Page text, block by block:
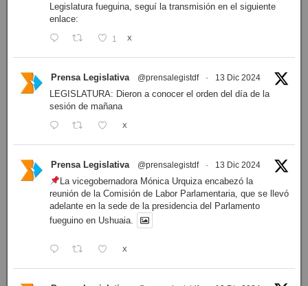
Legislatura fueguina, seguí la transmisión en el siguiente
enlace:
1 X
Prensa Legislativa @prensalegistdf · 13 Dic 2024
LEGISLATURA: Dieron a conocer el orden del día de la
sesión de mañana
X
Prensa Legislativa @prensalegistdf · 13 Dic 2024
La vicegobernadora Mónica Urquiza encabezó la
reunión de la Comisión de Labor Parlamentaria, que se llevó
adelante en la sede de la presidencia del Parlamento
fueguino en Ushuaia.
X